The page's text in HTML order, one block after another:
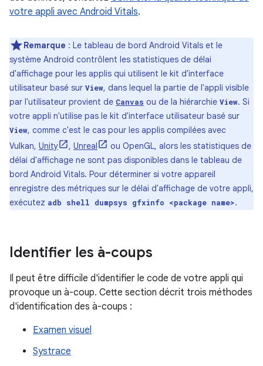
votre appli avec Android Vitals.
Remarque : Le tableau de bord Android Vitals et le
système Android contrôlent les statistiques de délai
d'affichage pour les applis qui utilisent le kit d'interface
utilisateur basé sur View, dans lequel la partie de l'appli visible
par l'utilisateur provient de Canvas ou de la hiérarchie View. Si
votre appli n'utilise pas le kit d'interface utilisateur basé sur
View, comme c'est le cas pour les applis compilées avec
Vulkan, Unity , Unreal
ou OpenGL, alors les statistiques de
délai d'affichage ne sont pas disponibles dans le tableau de
bord Android Vitals. Pour déterminer si votre appareil
enregistre des métriques sur le délai d'affichage de votre appli,
exécutez adb shell dumpsys gfxinfo <package name>.
Identifier les à-coups
Il peut être difficile d'identifier le code de votre appli qui
provoque un à-coup. Cette section décrit trois méthodes
d'identification des à-coups :
Examen visuel
Systrace